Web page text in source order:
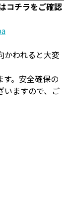
コチラをご確認
かわれると大変
す。安全確保の
いますので、ご